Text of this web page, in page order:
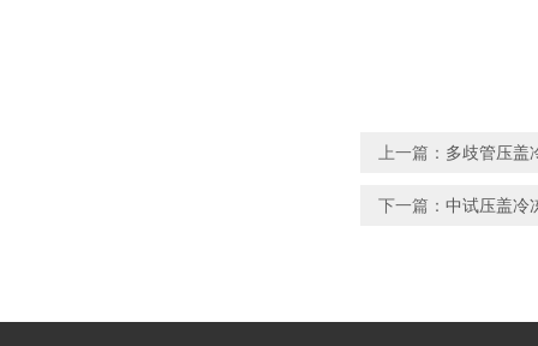
上一篇： 多歧管压盖
下一篇： 中试压盖冷